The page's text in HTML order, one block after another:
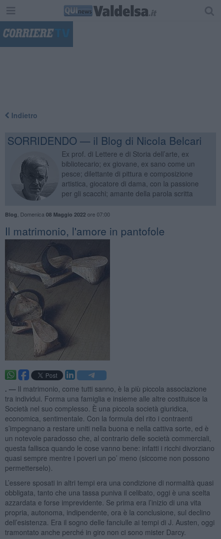
Indietro
SORRIDENDO — il Blog di Nicola Belcari
Ex prof. di Lettere e di Storia dell’arte, ex
bibliotecario; ex giovane, ex sano come un
pesce; dilettante di pittura e composizione
artistica, giocatore di dama, con la passione
per gli scacchi; amante della parola scritta
Blog Domenica 08 Maggio 2022ore 07:00
Il matrimonio, l'amore in pantofole
. — Il matrimonio, come tutti sanno, è la più piccola associazione
tra individui. Forma una famiglia e insieme alle altre costituisce la
Società nel suo complesso. È una piccola società giuridica,
economica, sentimentale. Con la formula del rito i contraenti
s’impegnano a restare uniti nella buona e nella cattiva sorte, ed è
un notevole paradosso che, al contrario delle società commerciali,
questa fallisca quando le cose vanno bene: infatti i ricchi divorziano
quasi sempre mentre i poveri un po’ meno (siccome non possono
permetterselo).
L’essere sposati in altri tempi era una condizione di normalità quasi
obbligata, tanto che una tassa puniva il celibato, oggi è una scelta
azzardata e forse imprevidente. Se prima era l’inizio di una vita
propria, autonoma, indipendente, ora è la conclusione, sul declino
dell’esistenza. Era il sogno delle fanciulle ai tempi di J. Austen, oggi
tramontato anche perché in giro non ci sono mister Darcy.